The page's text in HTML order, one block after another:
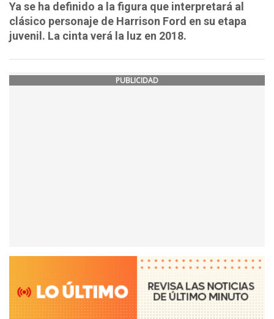
Ya se ha definido a la figura que interpretará al
clásico personaje de Harrison Ford en su etapa
juvenil. La cinta verá la luz en 2018.
PUBLICIDAD